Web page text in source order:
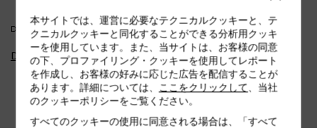
DOWNLOAD PDF
Download
本サイトでは、運営に必要なテクニカルクッキーと、テ
クニカルクッキーと同化することができる分析用クッキ
ーを使用しています。また、当サイトは、お客様の同意
の下、プロファイリング・クッキーを使用してレポート
を作成し、お客様の好みに応じた広告を配信することが
あります。詳細については、
ここをクリックして 、当社
のクッキーポリシーをご覧ください。
すべてのクッキーの使用に同意される場合は、「すべて